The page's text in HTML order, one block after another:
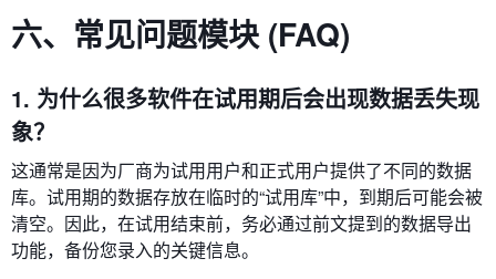
六、常见问题模块 (FAQ)
1. 为什么很多软件在试用期后会出现数据丢失现
象？
这通常是因为厂商为试用用户和正式用户提供了不同的数据
库。试用期的数据存放在临时的“试用库”中，到期后可能会被
清空。因此，在试用结束前，务必通过前文提到的数据导出
功能，备份您录入的关键信息。